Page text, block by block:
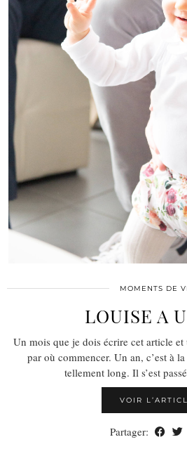
MOMENTS DE
LOUISE A
Un mois que je dois écrire cet article et
par où commencer. Un an, c’est à
tellement long. Il s’est
VOIR
Partager: